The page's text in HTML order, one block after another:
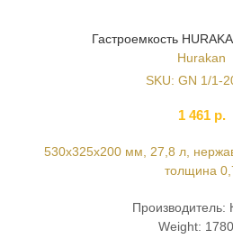
Гастроемкость
Hurakan
SKU: GN 1/1-
1 461 р.
530x325x200 мм, 27,8 л,
толщина
Weight: